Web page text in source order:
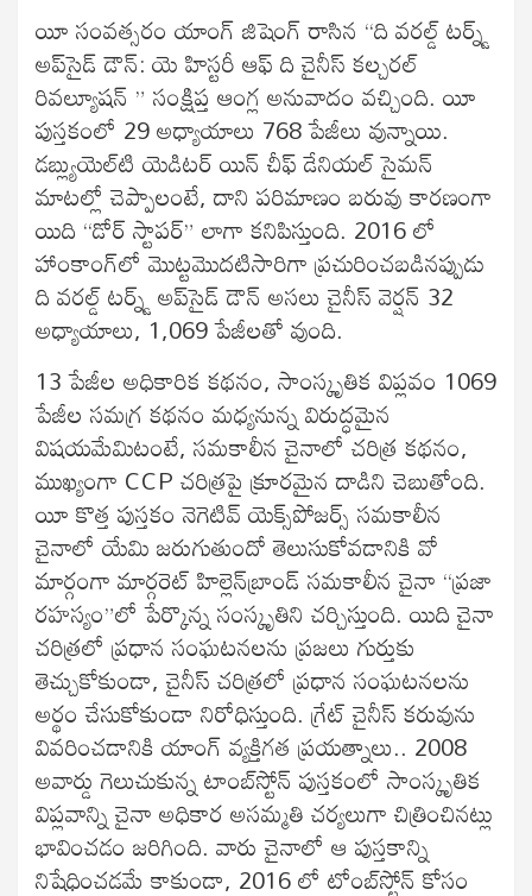
యీ సంవత్సరం యాంగ్ జిషెంగ్ రాసిన “ది వరల్డ్ టర్న్డ్
అప్‌సైడ్ డౌన్: యె హిస్టరీ ఆఫ్ ది చైనీస్ కల్చరల్
రివల్యూషన్ ” సంక్షిప్త ఆంగ్ల అనువాదం వచ్చింది. యీ
పుస్తకంలో 29 అధ్యాయాలు 768 పేజీలు వున్నాయి.
డబ్ల్యుయెల్‌టి యెడిటర్ యిన్ చీఫ్ డేనియల్ సైమన్
మాటల్లో చెప్పాలంటే, దాని పరిమాణం బరువు కారణంగా
యిది “డోర్ స్టాపర్” లాగా కనిపిస్తుంది. 2016 లో
హాంకాంగ్‌లో మొట్టమొదటిసారిగా ప్రచురించబడినప్పుడు
ది వరల్డ్ టర్న్డ్ అప్‌సైడ్ డౌన్ అసలు చైనీస్ వెర్షన్ 32
అధ్యాయాలు, 1,069 పేజీలతో వుంది.
13 పేజీల అధికారిక కథనం, సాంస్కృతిక విప్లవం 1069
పేజీల సమగ్ర కథనం మధ్యనున్న విరుద్ధమైన
విషయమేమిటంటే, సమకాలీన చైనాలో చరిత్ర కథనం,
ముఖ్యంగా CCP చరిత్రపై క్రూరమైన దాడిని చెబుతోంది.
యీ కొత్త పుస్తకం నెగెటివ్ యెక్స్‌పోజర్స్ సమకాలీన
చైనాలో యేమి జరుగుతుందో తెలుసుకోవడానికి వో
మార్గంగా మార్గరెట్ హిల్లెన్‌బ్రాండ్ సమకాలీన చైనా “ప్రజా
రహస్యం”లో పేర్కొన్న సంస్కృతిని చర్చిస్తుంది. యిది చైనా
చరిత్రలో ప్రధాన సంఘటనలను ప్రజలు గుర్తుకు
తెచ్చుకోకుండా, చైనీస్ చరిత్రలో ప్రధాన సంఘటనలను
అర్థం చేసుకోకుండా నిరోధిస్తుంది. గ్రేట్ చైనీస్ కరువును
వివరించడానికి యాంగ్ వ్యక్తిగత ప్రయత్నాలు.. 2008
అవార్డు గెలుచుకున్న టాంబ్‌స్టోన్ పుస్తకంలో సాంస్కృతిక
విప్లవాన్ని చైనా అధికార అసమ్మతి చర్యలుగా చిత్రించినట్లు
భావించడం జరిగింది. వారు చైనాలో ఆ పుస్తకాన్ని
నిషేధించడమే కాకుండా, 2016 లో టోంబ్‌స్టోన్ కోసం